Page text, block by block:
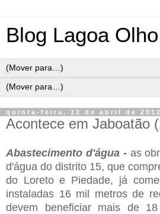
Blog Lagoa
quinta-feira, 12 de abril de 2012
Acontece em Jaboatão
Abastecimento d'água -as
d'água do distrito 15, que
do Loreto e Piedade, já
instaladas 16 mil metros de
devem beneficiar mais de